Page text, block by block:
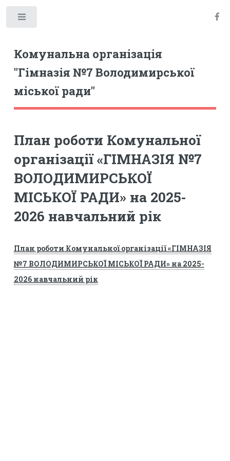
Комунальна організація
"Гімназія №7 Володимирської
міської ради"
План роботи Комунальної
організації «ГІМНАЗІЯ №7
ВОЛОДИМИРСЬКОЇ
МІСЬКОЇ РАДИ» на 2025-
2026 навчальний рік
План роботи Комунальної організації «ГІМНАЗІЯ
№7 ВОЛОДИМИРСЬКОЇ МІСЬКОЇ РАДИ» на 2025-
2026 навчальний рік